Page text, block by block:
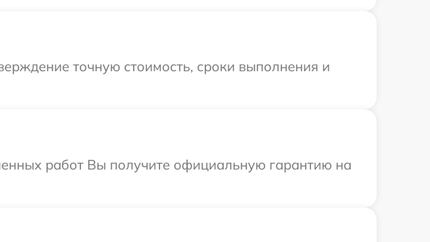
точную стоимость, сроки выполнения и
работ Вы получите официальную гарантию на